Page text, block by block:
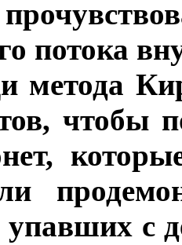
потока
метода
чтобы
упавших с